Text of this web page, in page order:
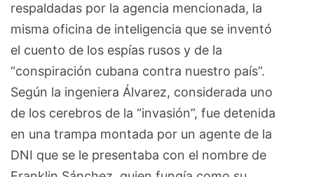
respaldadas por la agencia mencionada, la
misma oficina de inteligencia que se inventó
el cuento de los espías rusos y de la
“conspiración cubana contra nuestro país”.
Según la ingeniera Álvarez, considerada uno
de los cerebros de la “invasión”, fue detenida
en una trampa montada por un agente de la
DNI que se le presentaba con el nombre de